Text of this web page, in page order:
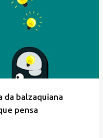
da balzaquiana
pensa